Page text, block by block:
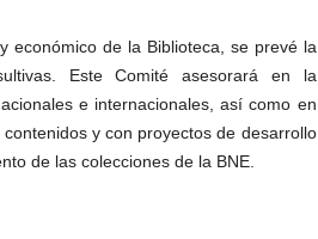
económico de la Biblioteca, se prevé la
Este Comité asesorará en la
e internacionales, así como en
y con proyectos de desarrollo
de las colecciones de la BNE.